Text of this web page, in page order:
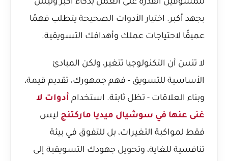
للمسوقين القدرة على العمل بذكاء أكبر وليس
بجهد أكبر. اختيار الأدوات الصحيحة يتطلب فهمًا
عميقًا لاحتياجات عملك وأهدافك التسويقية.
لا تنسَ أن التكنولوجيا تتغير، ولكن المبادئ
الأساسية للتسويق - فهم جمهورك، تقديم قيمة،
وبناء العلاقات - تظل ثابتة. استخدام أدوات لا
غنى عنها في سوشيال ميديا ماركتنج ليس
فقط لمواكبة التغيرات، بل للتفوق في بيئة
تنافسية للغاية، وتحويل جهودك التسويقية إلى